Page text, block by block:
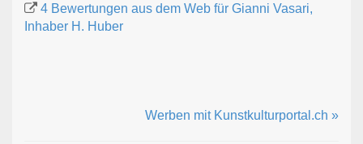
4 Bewertungen aus dem Web für Gianni Vasari,
Inhaber H. Huber
Werben mit Kunstkulturportal.ch »